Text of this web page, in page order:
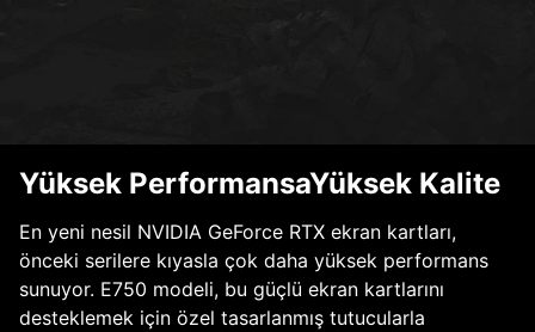
Yüksek PerformansaYüksek Kalite
En yeni nesil NVIDIA GeForce RTX ekran kartları,
önceki serilere kıyasla çok daha yüksek performans
sunuyor. E750 modeli, bu güçlü ekran kartlarını
desteklemek için özel tasarlanmış tutucularla